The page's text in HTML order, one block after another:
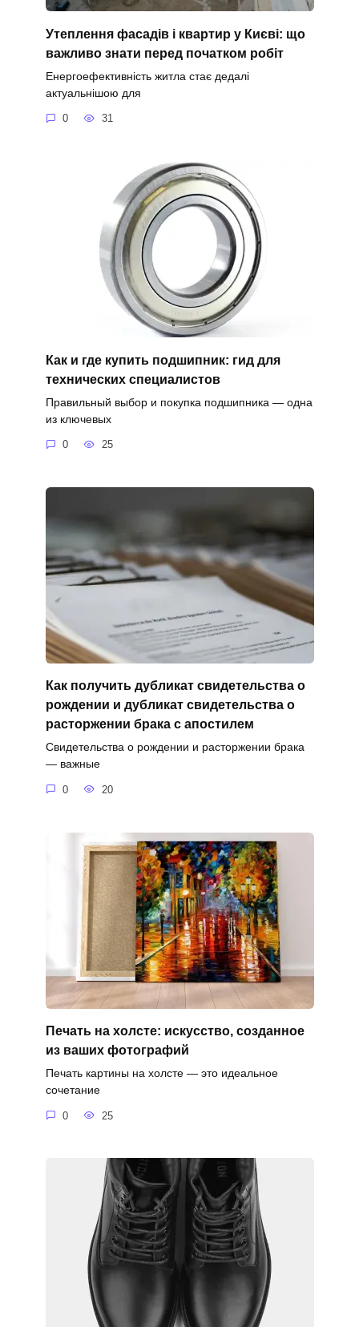
Утеплення фасадів і квартир у Києві: що
важливо знати перед початком робіт
Енергоефективність житла стає дедалі
актуальнішою для
0 31
Как и где купить подшипник: гид для
технических специалистов
Правильный выбор и покупка подшипника — одна
из ключевых
0 25
Как получить дубликат свидетельства о
рождении и дубликат свидетельства о
расторжении брака с апостилем
Свидетельства о рождении и расторжении брака
— важные
0 20
Печать на холсте: искусство, созданное
из ваших фотографий
Печать картины на холсте — это идеальное
сочетание
0 25